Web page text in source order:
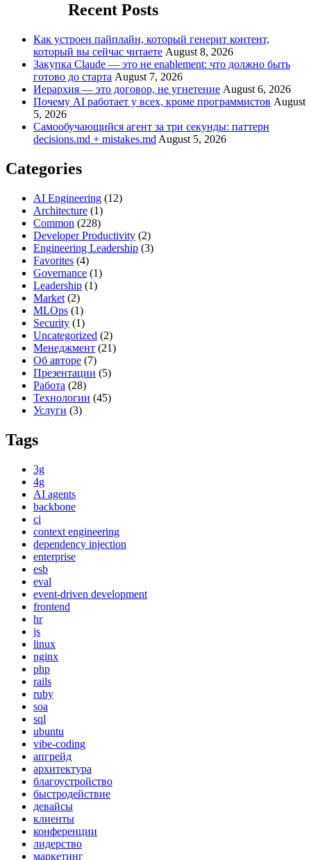
Recent Posts
Как устроен пайплайн, который генерит контент,
который вы сейчас читаете August 8, 2026
Закупка Claude — это не enablement: что должно быть
готово до старта August 7, 2026
Иерархия — это договор, не угнетение August 6, 2026
Почему AI работает у всех, кроме программистов August
5, 2026
Самообучающийся агент за три секунды: паттерн
decisions.md + mistakes.md August 5, 2026
Categories
AI Engineering (12)
Architecture (1)
Common (228)
Developer Productivity (2)
Engineering Leadership (3)
Favorites (4)
Governance (1)
Leadership (1)
Market (2)
MLOps (1)
Security (1)
Uncategorized (2)
Менеджмент (21)
Об авторе (7)
Презентации (5)
Работа (28)
Технологии (45)
Услуги (3)
Tags
3g
4g
AI agents
backbone
ci
context engineering
dependency injection
enterprise
esb
eval
event-driven development
frontend
hr
js
linux
nginx
php
rails
ruby
soa
sql
ubuntu
vibe-coding
апгрейд
архитектура
благоустройство
быстродействие
девайсы
клиенты
конференции
лидерство
маркетинг